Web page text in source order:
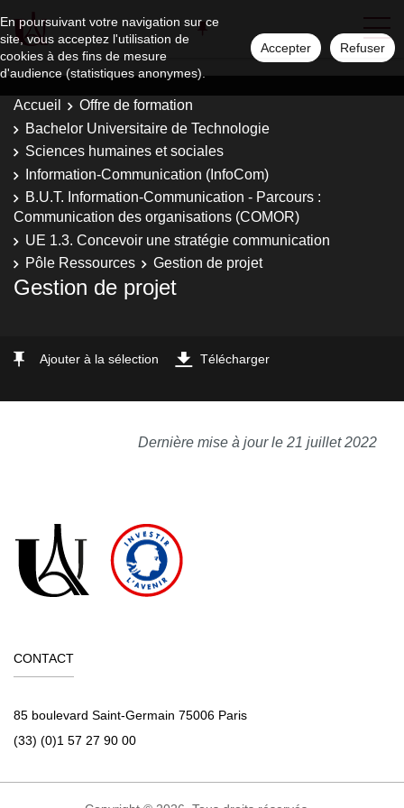
En poursuivant votre navigation sur ce
site, vous acceptez l'utilisation de
cookies à des fins de mesure
d'audience (statistiques anonymes).
Accepter Refuser
Accueil
Offre de formation
Bachelor Universitaire de Technologie
Sciences humaines et sociales
Information-Communication (InfoCom)
B.U.T. Information-Communication - Parcours :
Communication des organisations (COMOR)
UE 1.3. Concevoir une stratégie communication
Pôle Ressources
Gestion de projet
Gestion de projet
Ajouter à la sélection Télécharger
Dernière mise à jour le 21 juillet 2022
CONTACT
85 boulevard Saint-Germain 75006 Paris
(33) (0)1 57 27 90 00